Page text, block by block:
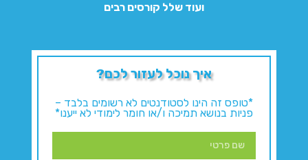
ועוד שלל קורסים רבים
איך נוכל לעזור לכם?
*טופס זה הינו לסטודנטים לא רשומים בלבד –
פניות בנושא תמיכה ו/או חומר לימודי לא ייענו*